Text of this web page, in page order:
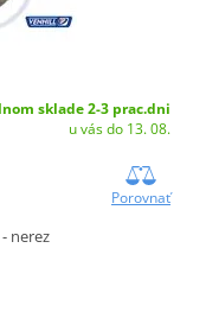
sklade 2-3 prac.dni
u vás do 13. 08.
Porovnať
nerez